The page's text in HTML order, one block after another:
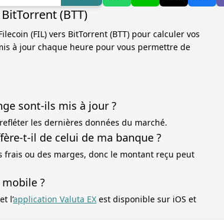
(BTT)
(FIL) vers BitTorrent (BTT) pour calculer vos
à jour chaque heure pour vous permettre de
sont-ils mis à jour ?
les dernières données du marché.
t-il de celui de ma banque ?
ou des marges, donc le montant reçu peut
?
l’application Valuta EX est disponible sur iOS et